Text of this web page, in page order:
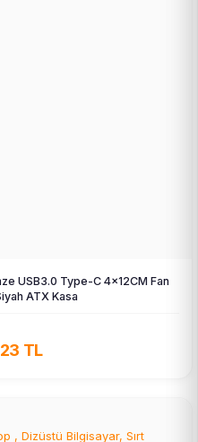
USB3.0 Type-C 4×12CM Fan
ATX Kasa
TL